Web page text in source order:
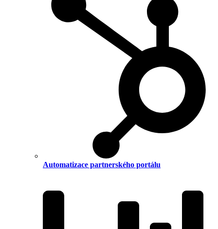
Automatizace partnerského portálu